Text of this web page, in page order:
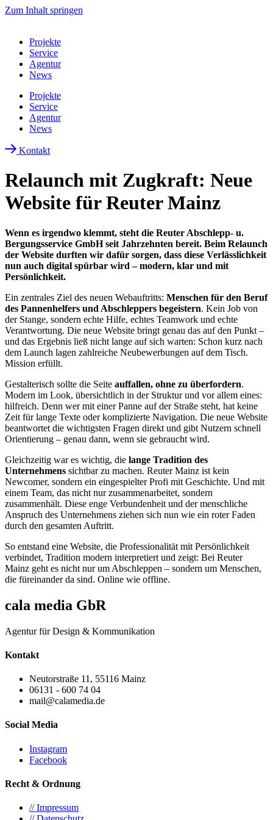
Zum Inhalt springen
Projekte
Service
Agentur
News
Projekte
Service
Agentur
News
Kontakt
Relaunch mit Zugkraft: Neue
Website für Reuter Mainz
Wenn es irgendwo klemmt, steht die Reuter Abschlepp- u.
Bergungsservice GmbHseit Jahrzehnten bereit. Beim Relaunch
der Website durften wir dafür sorgen, dass diese Verlässlichkeit
nun auch digital spürbar wird – modern, klar und mit
Persönlichkeit.
Ein zentrales Ziel des neuen Webauftritts: Menschen für den Beruf
des Pannenhelfers und Abschleppers begeistern. Kein Job von
der Stange, sondern echte Hilfe, echtes Teamwork und echte
Verantwortung. Die neue Website bringt genau das auf den Punkt –
und das Ergebnis ließ nicht lange auf sich warten: Schon kurz nach
dem Launch lagen zahlreiche Neubewerbungen auf dem Tisch.
Mission erfüllt.
Gestalterisch sollte die Seite auffallen, ohne zu überfordern.
Modern im Look, übersichtlich in der Struktur und vor allem eines:
hilfreich. Denn wer mit einer Panne auf der Straße steht, hat keine
Zeit für lange Texte oder komplizierte Navigation. Die neue Website
beantwortet die wichtigsten Fragen direkt und gibt Nutzern schnell
Orientierung – genau dann, wenn sie gebraucht wird.
Gleichzeitig war es wichtig, die lange Tradition des
Unternehmens sichtbar zu machen. Reuter Mainz ist kein
Newcomer, sondern ein eingespielter Profi mit Geschichte. Und mit
einem Team, das nicht nur zusammenarbeitet, sondern
zusammenhält. Diese enge Verbundenheit und der menschliche
Anspruch des Unternehmens ziehen sich nun wie ein roter Faden
durch den gesamten Auftritt.
So entstand eine Website, die Professionalität mit Persönlichkeit
verbindet, Tradition modern interpretiert und zeigt: Bei Reuter
Mainz geht es nicht nur um Abschleppen – sondern um Menschen,
die füreinander da sind. Online wie offline.
cala media GbR
Agentur für Design & Kommunikation
Kontakt
Neutorstraße 11, 55116 Mainz
06131 - 600 74 04
mail@calamedia.de
Social Media
Instagram
Facebook
Recht & Ordnung
// Impressum